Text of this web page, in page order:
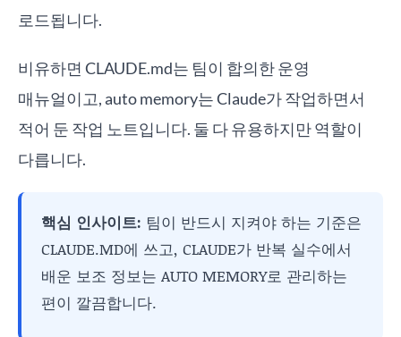
로드됩니다.
비유하면 CLAUDE.md는 팀이 합의한 운영
매뉴얼이고, auto memory는 Claude가 작업하면서
적어 둔 작업 노트입니다. 둘 다 유용하지만 역할이
다릅니다.
핵심 인사이트: 팀이 반드시 지켜야 하는 기준은
CLAUDE.MD에 쓰고, CLAUDE가 반복 실수에서
배운 보조 정보는 AUTO MEMORY로 관리하는
편이 깔끔합니다.